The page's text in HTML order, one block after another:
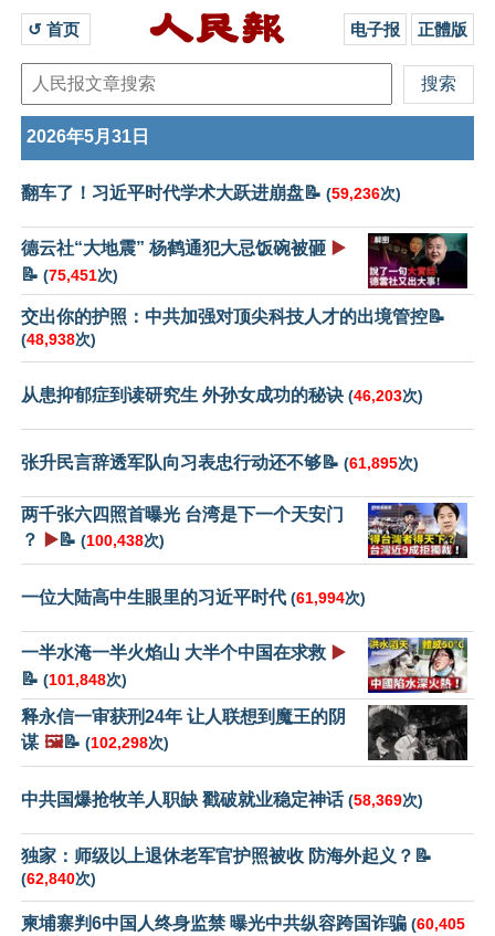
↺ 首页 电子报 正體版
2026年5月31日
翻车了！习近平时代学术大跃进崩盘📝 (59,236次)
德云社“大地震” 杨鹤通犯大忌饭碗被砸 ▶️
📝 (75,451次)
交出你的护照：中共加强对顶尖科技人才的出境管控📝
(48,938次)
从患抑郁症到读研究生 外孙女成功的秘诀 (46,203次)
张升民言辞透军队向习表忠行动还不够📝 (61,895次)
两千张六四照首曝光 台湾是下一个天安门
？
▶️📝 (100,438次)
一位大陆高中生眼里的习近平时代 (61,994次)
一半水淹一半火焰山 大半个中国在求救 ▶️
📝 (101,848次)
释永信一审获刑24年 让人联想到魔王的阴
谋 🖼️📝 (102,298次)
中共国爆抢牧羊人职缺 戳破就业稳定神话(58,369次)
独家：师级以上退休老军官护照被收 防海外起义？📝
(62,840次)
柬埔寨判6中国人终身监禁 曝光中共纵容跨国诈骗 (60,405